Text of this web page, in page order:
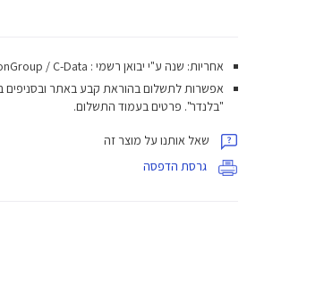
אחריות: שנה ע"י יבואן רשמי : iConGroup / C-Data
אפשרות לתשלום בהוראת קבע באתר
"בלנדר". פרטים בעמוד התשלום.
שאל אותנו על מוצר זה
גרסת הדפסה